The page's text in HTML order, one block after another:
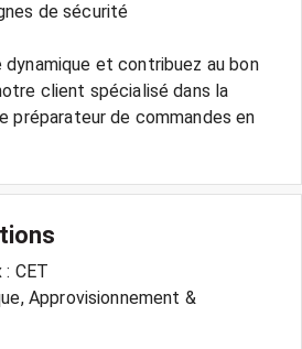
de sécurité
dynamique et contribuez au bon
client spécialisé dans la
préparateur de commandes en
: CET
Approvisionnement &